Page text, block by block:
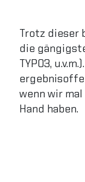
Trotz
die
TYPO3,
wenn wir
Hand haben.